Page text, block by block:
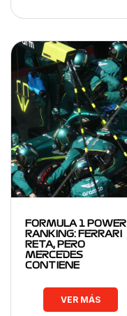
FORMULA 1 POWER
RANKING: FERRARI
RETA, PERO
MERCEDES
CONTIENE
VER MÁS